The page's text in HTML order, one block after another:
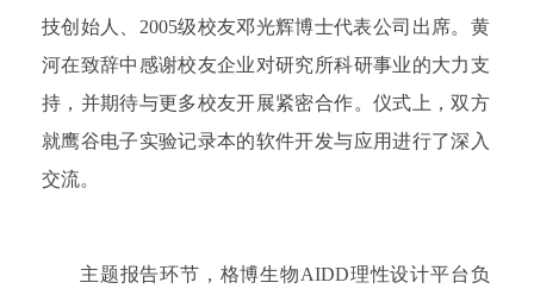
技创始人、2005级校友邓光辉博士代表公司出席。黄
河在致辞中感谢校友企业对研究所科研事业的大力支
持，并期待与更多校友开展紧密合作。仪式上，双方
就鹰谷电子实验记录本的软件开发与应用进行了深入
交流。
主题报告环节，格博生物AIDD理性设计平台负